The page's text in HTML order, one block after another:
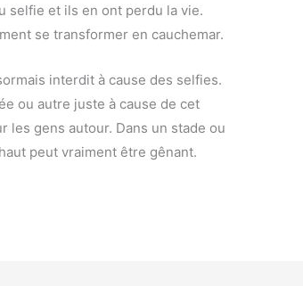
selfie et ils en ont perdu la vie.
se transformer en cauchemar.
interdit à cause des selfies.
ou autre juste à cause de cet
les gens autour. Dans un stade ou
peut vraiment être gênant.